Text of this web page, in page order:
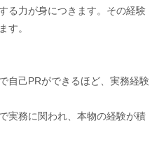
る力が身につきます。その経験
す。
自己PRができるほど、実務経験
実務に関われ、本物の経験が積